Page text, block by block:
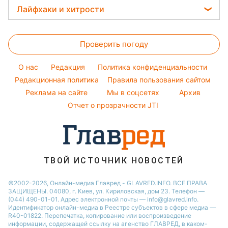
София Ротару
Новости Тернополя
Новости Черкассы
Новости Житомира
Новости Ровно
Новости Одессы
Новости Запорожья
Погода на завтра
Оптические иллюзии
Народные приметы
Все о шоу-бизнесе
Женские стрижки
Окрашивание волос
Красивый маникюр
Модные ошибки
Новости моды
Советы от Андре Тана
Лайфхаки и хитрости
Комнатные растения
Все о сале
Уборка
Авто
Проверить погоду
O нас Редакция
Политика конфиденциальности
Редакционная политика
Правила пользования сайтом
Реклама на сайте
Мы в соцсетях
Архив
Отчет о прозрачности JTI
ТВОЙ ИСТОЧНИК НОВОСТЕЙ
©2002-2026, Онлайн-медиа Главред - GLAVRED.INFO. ВСЕ ПРАВА
ЗАЩИЩЕНЫ. 04080, г. Киев, ул. Кириловская, дом 23. Телефон —
(044) 490-01-01. Адрес электронной почты — info@glavred.info.
Идентификатор онлайн-медиа в Реестре cубъектов в сфере медиа —
R40-01822. Перепечатка, копирование или воспроизведение
информации, содержащей ссылку на агенство ГЛАВРЕД, в каком-